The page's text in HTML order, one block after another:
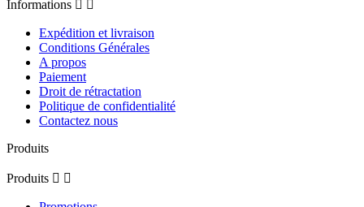
Informations  
Expédition et livraison
Conditions Générales
A propos
Paiement
Droit de rétractation
Politique de confidentialité
Contactez nous
Produits
Produits  